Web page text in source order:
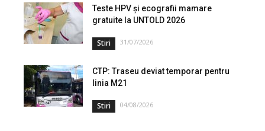
Teste HPV și ecografii mamare
gratuite la UNTOLD 2026
Stiri 31/07/2026
CTP: Traseu deviat temporar pentru
linia M21
Stiri 04/08/2026